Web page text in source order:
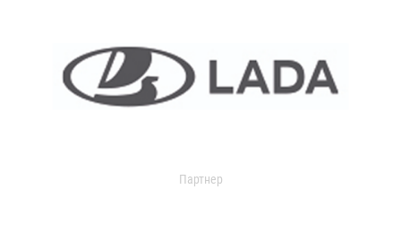
Партнер